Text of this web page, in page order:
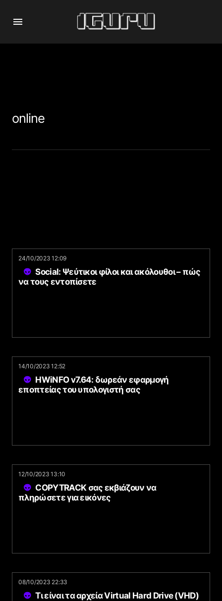
online
24/10/2023 12:09
Social: Ψεύτικοι φίλοι και ακόλουθοι – πώς
να τους εντοπίσετε
14/10/2023 12:52
HWiNFO v7.64: δωρεάν εφαρμογή
εποπτείας του υπολογιστή σας
12/10/2023 13:10
COPYTRACK σας εκβιάζουν να
πληρώσετε για εικόνες
08/10/2023 22:33
Τι είναι τα αρχεία Virtual Hard Drive (VHD)